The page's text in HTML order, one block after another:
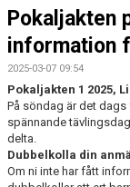
DOKUMENTBANK
KONTAKTA OSS
WALL OF FAME
Pokaljakten
information
2025-03-07 09:54
Pokaljakten 1 2025,
På söndag är det
spännande
delta.
Dubbelkolla din
Om ni inte har fått